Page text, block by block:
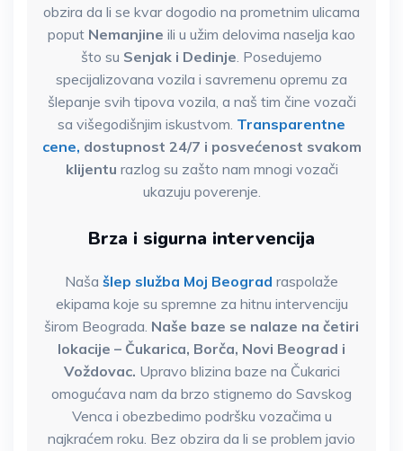
obzira da li se kvar dogodio na prometnim ulicama
poput Nemanjine ili u užim delovima naselja kao
što su Senjak i Dedinje. Posedujemo
specijalizovana vozila i savremenu opremu za
šlepanje svih tipova vozila, a naš tim čine vozači
sa višegodišnjim iskustvom. Transparentne
cene, dostupnost 24/7 i posvećenost svakom
klijentu razlog su zašto nam mnogi vozači
ukazuju poverenje.
Brza i sigurna intervencija
Naša šlep služba Moj Beograd raspolaže
ekipama koje su spremne za hitnu intervenciju
širom Beograda. Naše baze se nalaze na četiri
lokacije – Čukarica, Borča, Novi Beograd i
Voždovac. Upravo blizina baze na Čukarici
omogućava nam da brzo stignemo do Savskog
Venca i obezbedimo podršku vozačima u
najkraćem roku. Bez obzira da li se problem javio